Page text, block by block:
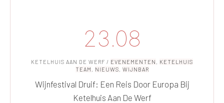
23.08
KETELHUIS AAN DE WERF / EVENEMENTEN , KETELHUIS
TEAM , NIEUWS, WIJNBAR
Wijnfestival Druif: Een Reis Door Europa Bij
Ketelhuis Aan De Werf